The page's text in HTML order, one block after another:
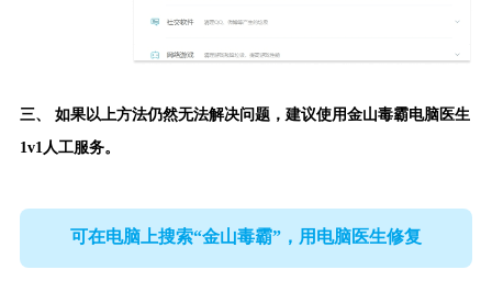
三、 如果以上方法仍然无法解决问题，建议使用金山毒霸电脑医生
1v1人工服务。
可在电脑上搜索“金山毒霸”，用电脑医生修复